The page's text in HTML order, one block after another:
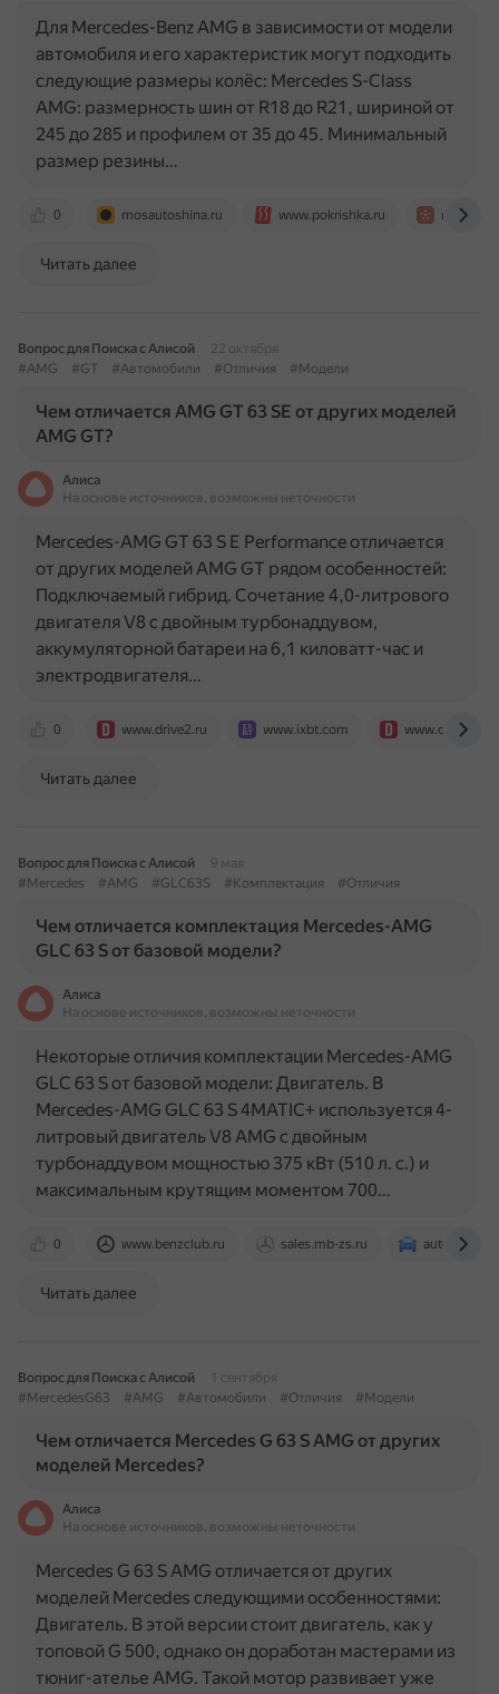
0 mosautoshina.ru www.pokrishka.ru
Для Mercedes-Benz AMG в зависимости от модели
автомобиля и его характеристик могут подходить
следующие размеры колёс: Mercedes S-Class
AMG: размерность шин от R18 до R21, шириной от
245 до 285 и профилем от 35 до 45. Минимальный
размер резины…
Читать далее
Вопрос для Поиска с Алисой
22 октября
#AMG
#GT #Автомобили #Отличия #Модели
Чем отличается AMG GT 63 SE от других моделей
AMG GT?
Алиса
На основе источников, возможны неточности
0 www.drive2.ru www.ixbt.com www.drive.ru
Mercedes-AMG GT 63 S E Performance отличается
от других моделей AMG GT рядом особенностей:
Подключаемый гибрид. Сочетание 4,0-литрового
двигателя V8 с двойным турбонаддувом,
аккумуляторной батареи на 6,1 киловатт-час и
электродвигателя…
Читать далее
Вопрос для Поиска с Алисой
9 мая
#Mercedes
#AMG #GLC63S #Комплектация #Отличия
Чем отличается комплектация Mercedes-AMG
GLC 63 S от базовой модели?
Алиса
На основе источников, возможны неточности
0 www.benzclub.ru sales.mb-zs.ru
Некоторые отличия комплектации Mercedes-AMG
GLC 63 S от базовой модели: Двигатель. В
Mercedes-AMG GLC 63 S 4MATIC+ используется 4-
литровый двигатель V8 AMG с двойным
турбонаддувом мощностью 375 кВт (510 л. с.) и
максимальным крутящим моментом 700…
Читать далее
Вопрос для Поиска с Алисой
1 сентября
#MercedesG63
#AMG #Автомобили #Отличия #Модели
Чем отличается Mercedes G 63 S AMG от других
моделей Mercedes?
Алиса
На основе источников, возможны неточности
Mercedes G 63 S AMG отличается от других
моделей Mercedes следующими особенностями:
Двигатель. В этой версии стоит двигатель, как у
топовой G 500, однако он доработан мастерами из
тюниг-ателье AMG. Такой мотор развивает уже